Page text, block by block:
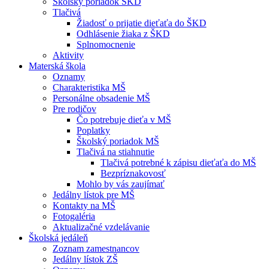
Tlačivá
Žiadosť o prijatie dieťaťa do ŠKD
Odhlásenie žiaka z ŠKD
Splnomocnenie
Aktivity
Materská škola
Oznamy
Charakteristika MŠ
Personálne obsadenie MŠ
Pre rodičov
Čo potrebuje dieťa v MŠ
Poplatky
Školský poriadok MŠ
Tlačivá na stiahnutie
Tlačivá potrebné k zápisu dieťaťa do MŠ
Bezpríznakovosť
Mohlo by vás zaujímať
Jedálny lístok pre MŠ
Kontakty na MŠ
Fotogaléria
Aktualizačné vzdelávanie
Školská jedáleň
Zoznam zamestnancov
Jedálny lístok ZŠ